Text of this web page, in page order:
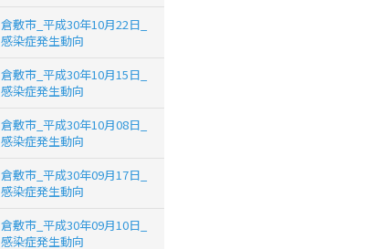
倉敷市_平成30年10月22日_
感染症発生動向
倉敷市_平成30年10月15日_
感染症発生動向
倉敷市_平成30年10月08日_
感染症発生動向
倉敷市_平成30年09月17日_
感染症発生動向
倉敷市_平成30年09月10日_
感染症発生動向